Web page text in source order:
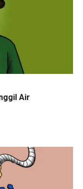
Air